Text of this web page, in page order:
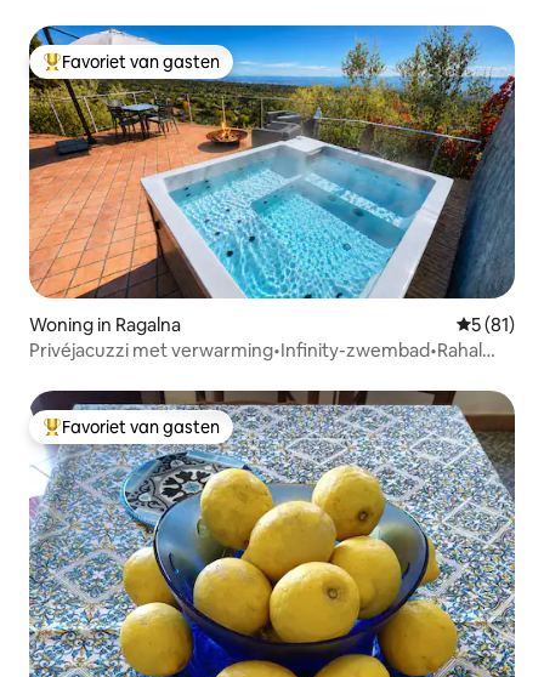
Topfavoriet van gasten
Favoriet van gasten
Woning in Ragalna
5 (81)
Privéjacuzzi met verwarming•Infinity-zwembad•Rahal
Topfavoriet van gasten
Favoriet van gasten